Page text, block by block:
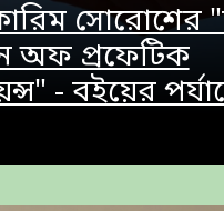
সোরোশের
অফ প্রফেটিক
- বইয়ের